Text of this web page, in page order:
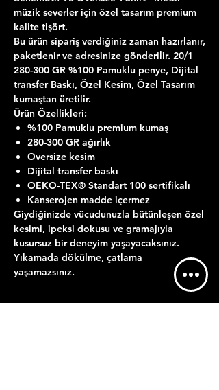
müzik severler için özel tasarım premium
kalite tişört.
Bu ürün sipariş verdiğiniz zaman hazırlanır,
paketlenir ve adresinize gönderilir. 20/1
280-300 GR %100 Pamuklu penye, Dijital
transfer Baskı, Özel Kesim, Özel Tasarım
kumaştan üretilir.
Ürün Özellikleri:
%100 Pamuklu premium kumaş
280-300 GR ağırlık
Oversize kesim
Dijital transfer baskı
OEKO-TEX® Standart 100 sertifikalı
Kanserojen madde içermez
Giydiğinizde vücudunuzla bütünleşen özel
kesimi, ipeksi dokusu ve gramajıyla
kusursuz bir deneyim yaşayacaksınız.
Yıkamada dökülme, çatlama
yaşamazsınız.